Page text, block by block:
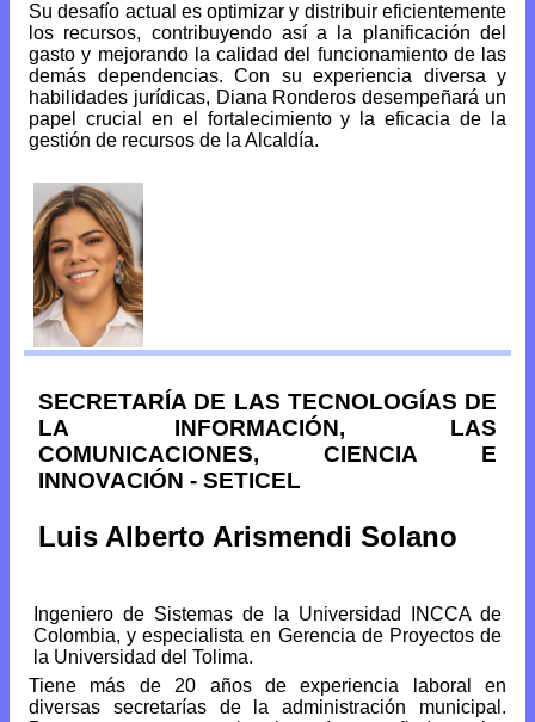
Su desafío actual es optimizar y distribuir eficientemente
los recursos, contribuyendo así a la planificación del
gasto y mejorando la calidad del funcionamiento de las
demás dependencias. Con su experiencia diversa y
habilidades jurídicas, Diana Ronderos desempeñará un
papel crucial en el fortalecimiento y la eficacia de la
gestión de recursos de la Alcaldía.
SECRETARÍA DE LAS TECNOLOGÍAS DE
LA INFORMACIÓN, LAS
COMUNICACIONES, CIENCIA E
INNOVACIÓN - SETICEL
Luis Alberto Arismendi Solano
Ingeniero de Sistemas de la Universidad INCCA de
Colombia, y especialista en Gerencia de Proyectos de
la Universidad del Tolima.
Tiene más de 20 años de experiencia laboral en
diversas secretarías de la administración municipal.